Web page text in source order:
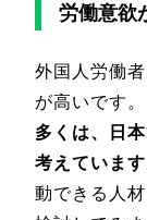
労働意欲
外国人労働
が高いです。
多くは、日
考えています
動できる人